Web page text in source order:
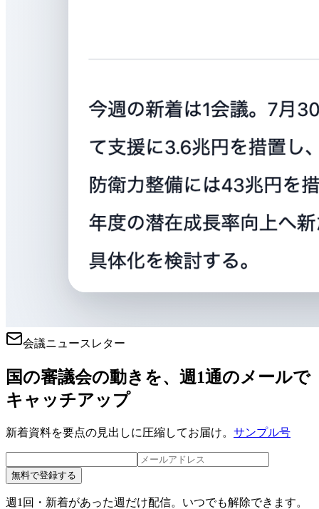
会議ニュースレター
国の審議会の動きを、週1通のメールで
キャッチアップ
新着資料を要点の見出しに圧縮してお届け。 サンプル号
無料で登録する
週1回・新着があった週だけ配信。いつでも解除できます。